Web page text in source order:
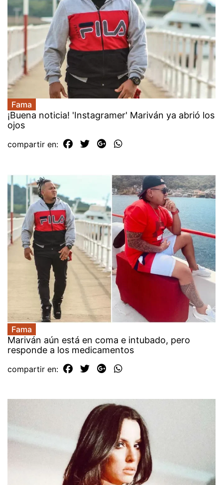
Fama
¡Buena noticia! 'Instagramer' Mariván ya abrió los
ojos
compartir en:
Fama
Mariván aún está en coma e intubado, pero
responde a los medicamentos
compartir en: